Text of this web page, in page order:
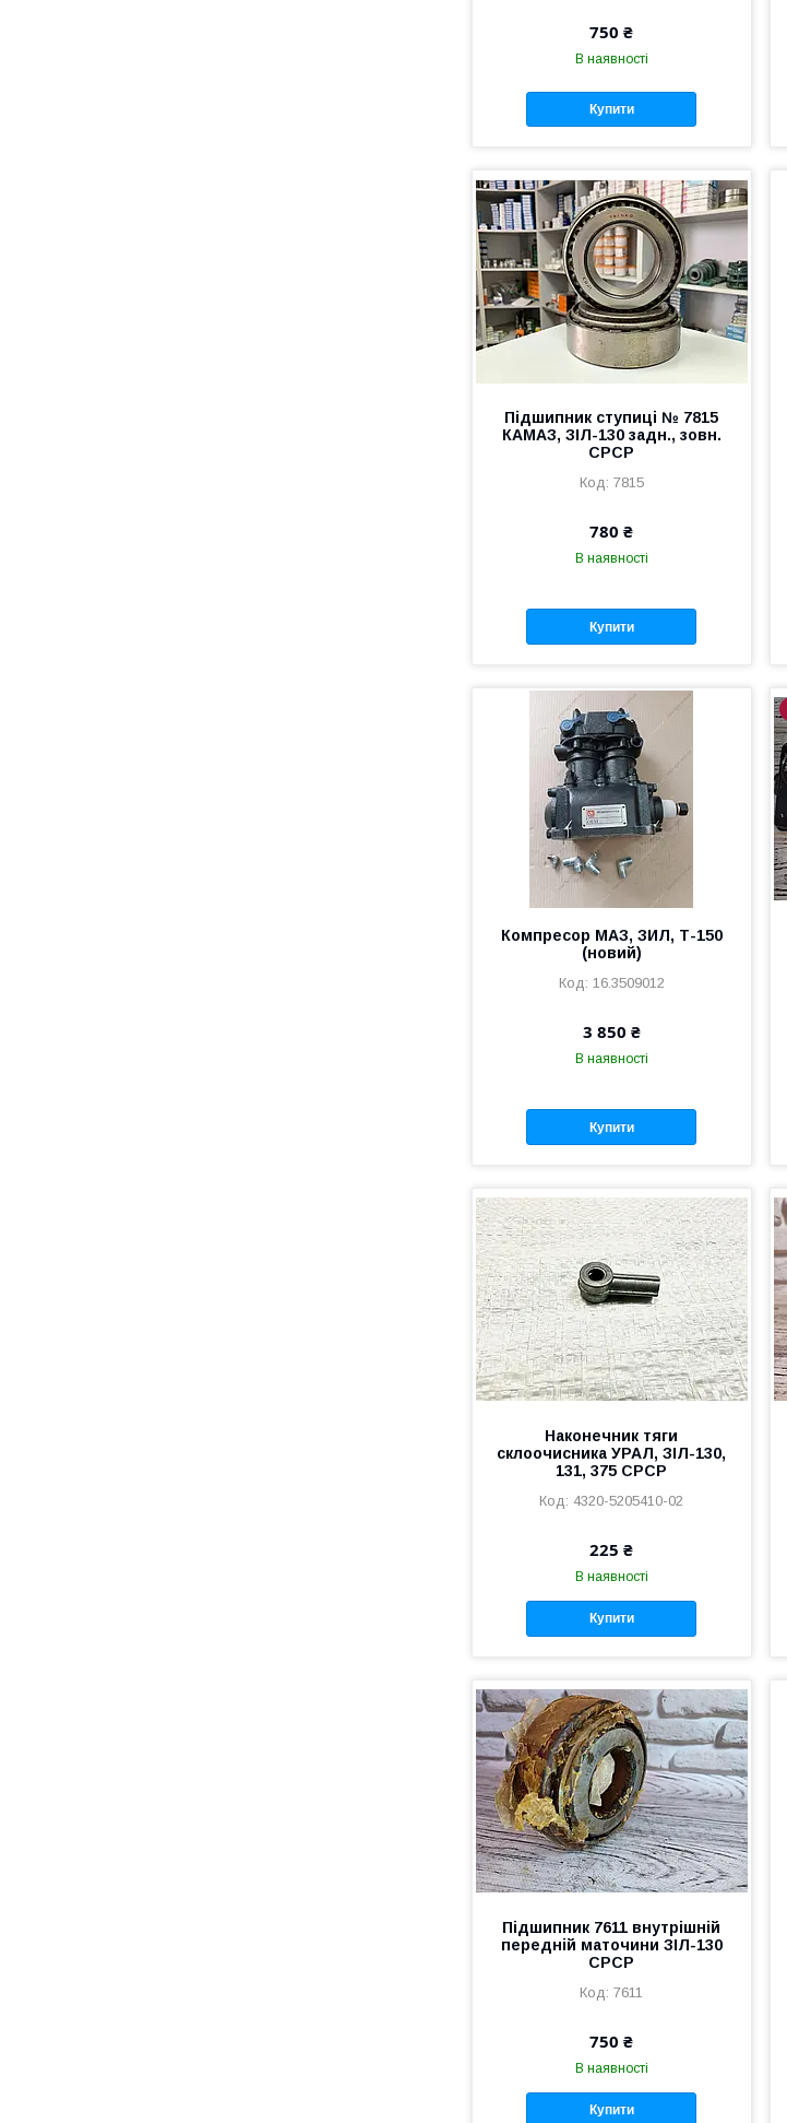
750 ₴
В наявності
Купити
Підшипник ступиці № 7815
КАМАЗ, ЗІЛ-130 задн., зовн.
СРСР
7815
780 ₴
В наявності
Купити
Компресор МАЗ, ЗИЛ, Т-150
(новий)
16.3509012
3 850 ₴
В наявності
Купити
Наконечник тяги
склоочисника УРАЛ, ЗІЛ-130,
131, 375 СРСР
4320-5205410-02
225 ₴
В наявності
Купити
Підшипник 7611 внутрішній
передній маточини ЗІЛ-130
СРСР
7611
750 ₴
В наявності
Купити